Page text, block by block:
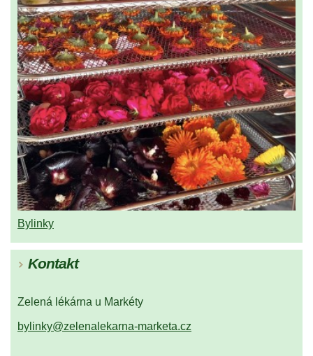
Bylinky
Kontakt
Zelená lékárna u Markéty
bylinky@zelenalekarna-marketa.cz